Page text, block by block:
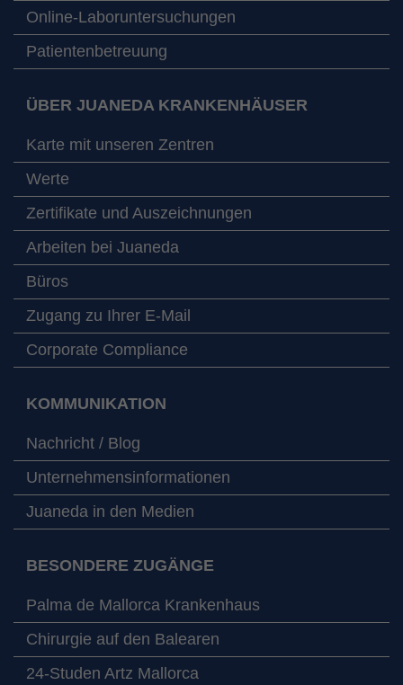
Online-Laboruntersuchungen
Patientenbetreuung
ÜBER JUANEDA KRANKENHÄUSER
Karte mit unseren Zentren
Werte
Zertifikate und Auszeichnungen
Arbeiten bei Juaneda
Büros
Zugang zu Ihrer E-Mail
Corporate Compliance
KOMMUNIKATION
Nachricht / Blog
Unternehmensinformationen
Juaneda in den Medien
BESONDERE ZUGÄNGE
Palma de Mallorca Krankenhaus
Chirurgie auf den Balearen
24-Studen Artz Mallorca